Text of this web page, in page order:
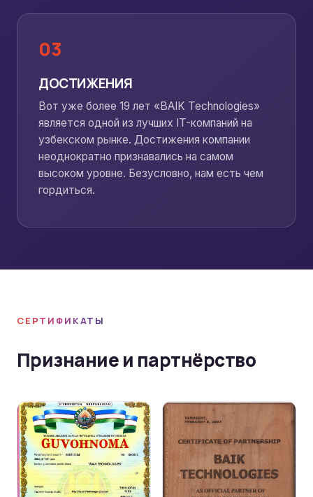
03
ДОСТИЖЕНИЯ
Вот уже более 19 лет «BAIK Technologies»
является одной из лучших IT-компаний на
узбекском рынке. Достижения компании
неоднократно признавались на самом
высоком уровне. Безусловно, нам есть чем
гордиться.
СЕРТИФИКАТЫ
Признание и партнёрство